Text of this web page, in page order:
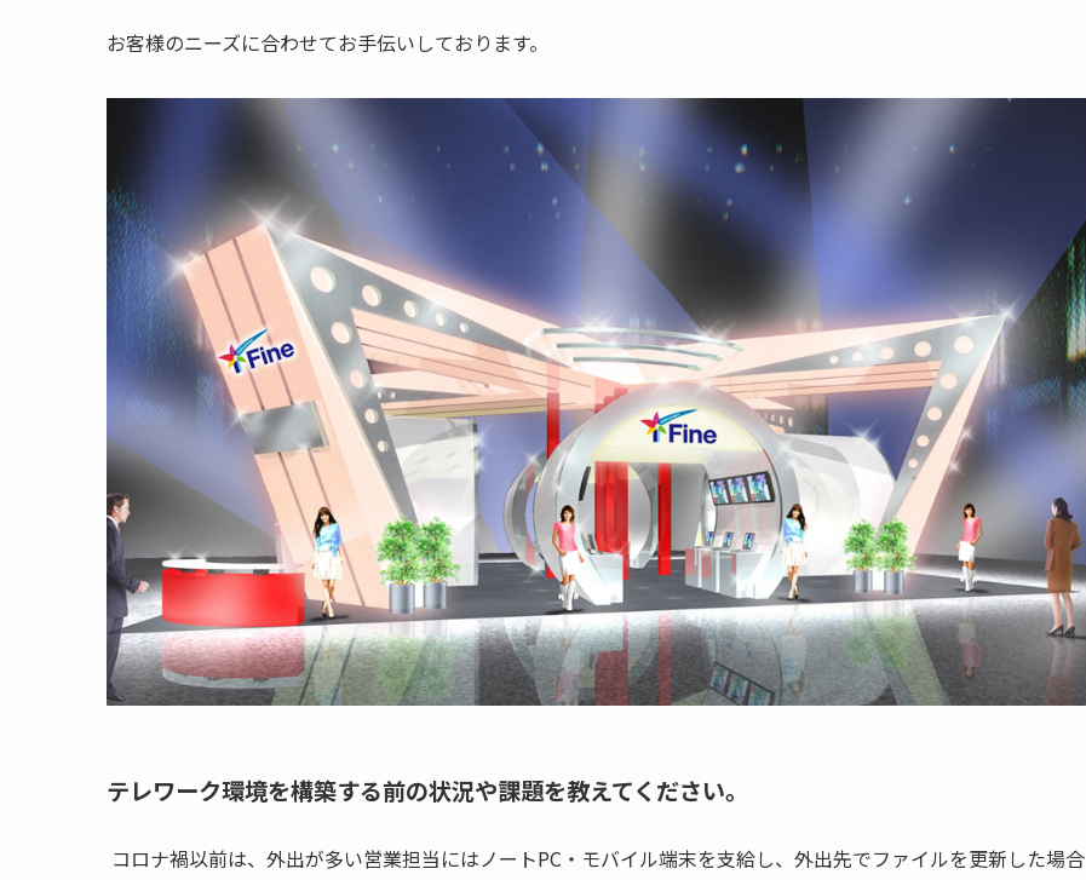
お客様のニーズに合わせてお手伝いしております。
テレワーク環境を構築する前の状況や課題を教えてください。
コロナ禍以前は、外出が多い営業担当にはノートPC ・モバイル端末を支給し、外出先でファイルを更新した場合